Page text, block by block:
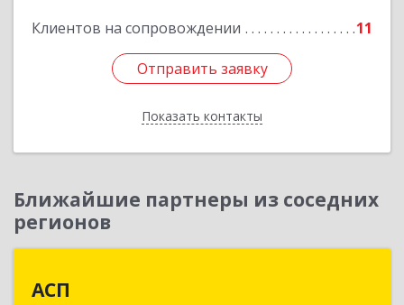
Клиентов на сопровождении 11
Отправить заявку
Показать контакты
Отправить заявку
Назад
Ближайшие партнеры из соседних
регионов
АСП